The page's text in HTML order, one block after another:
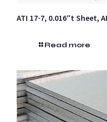
ATI 17-7, 0.016″t Sheet,
Read more